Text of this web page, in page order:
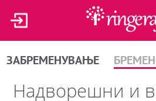
ЗАБРЕМЕНУВАЊЕ
Надворешни и